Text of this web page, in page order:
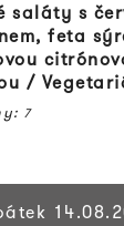
saláty s
feta
/
7